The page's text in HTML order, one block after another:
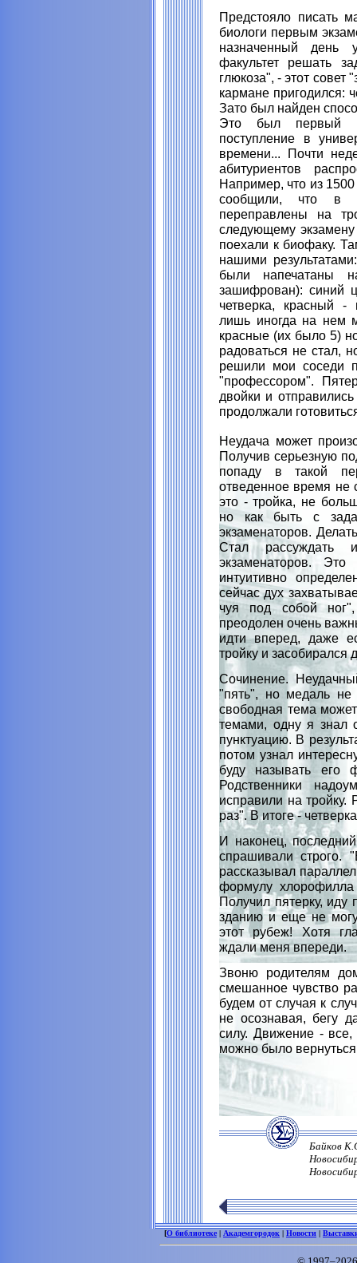
Предстояло писать
биологи первым
назначенный день
факультет решать
глюкоза", - этот совет
кармане пригодился:
Зато был найден
Это был первый
поступление в
времени... Почти
абитуриентов
Например, что из
сообщили, что в
переправлены на
следующему
поехали к биофаку.
нашими
были напечатаны
зашифрован): синий
четверка, красный -
лишь иногда на нем
красные (их было 5)
радоваться не стал,
решили мои соседи
"профессором".
двойки и
продолжали
Неудача может
Получив серьезную
попаду в такой
отведенное время не
это - тройка, не
но как быть с
экзаменаторов.
Стал рассуждать
экзаменаторов.
интуитивно
сейчас дух
чуя под собой
преодолен очень
идти вперед, даже
тройку и засобирался
Сочинение.
"пять", но медаль не
свободная тема
темами, одну я знал
пунктуацию. В
потом узнал
буду называть его
Родственники
исправили на
раз". В итоге -
И наконец,
спрашивали строго.
рассказывал
формулу
Получил пятерку, иду
зданию и еще не
этот рубеж! Хотя
ждали меня впереди.
Звоню родителям
смешанное чувство
будем от случая к
не осознавая, бегу
силу. Движение - все,
можно было
Байков
[О библиотеке | Академгородок | Новости |